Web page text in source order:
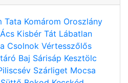
Tata Komárom Oroszlány
Ács Kisbér Tát Lábatlan
Csolnok Vértesszőlős
Baj Sárisáp Kesztölc
Szárliget Mocsa